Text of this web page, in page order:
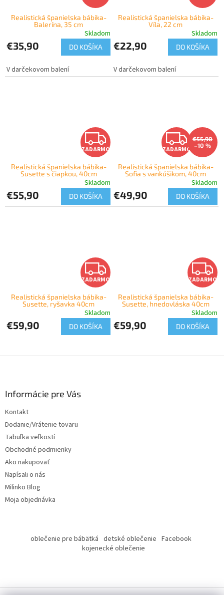
Realistická španielska bábika-
Balerína, 35 cm
Skladom
€35,90 DO KOŠÍKA
V darčekovom balení
Realistická španielska bábika-
Víla, 22 cm
Skladom
€22,90 DO KOŠÍKA
V darčekovom balení
Z
A
D
A
O
ZADARMO
Realistická španielska bábika-
Susette s čiapkou, 40cm
Skladom
€55,90 DO KOŠÍKA
Z
A
D
A
O
ZADARMO
€55,90
–10 %
Realistická španielska bábika-
Sofia s vankúšikom, 40cm
Skladom
€49,90 DO KOŠÍKA
Z
A
D
A
R
ZADARMO
Realistická španielska bábika-
Susette, ryšavka 40cm
Skladom
€59,90 DO KOŠÍKA
ZADARMO
Realistická španielska bábika-
Susette, hnedovláska 40cm
Skladom
€59,90 DO KOŠÍKA
Informácie pre Vás
Kontakt
Dodanie/Vrátenie tovaru
Tabuľka veľkostí
Obchodné podmienky
Ako nakupovať
Napísali o nás
Milinko Blog
Moja objednávka
oblečenie pre bábätká detské oblečenie Facebook
kojenecké oblečenie